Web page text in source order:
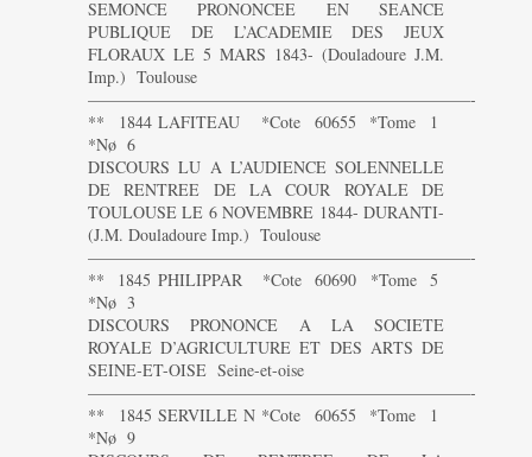
SEMONCE PRONONCEE EN SEANCE
PUBLIQUE DE L’ACADEMIE DES JEUX
FLORAUX LE 5 MARS 1843- (Douladoure J.M.
Imp.) Toulouse
———————————————————————-
** 1844 LAFITEAU *Cote 60655 *Tome 1
*Nø 6
DISCOURS LU A L’AUDIENCE SOLENNELLE
DE RENTREE DE LA COUR ROYALE DE
TOULOUSE LE 6 NOVEMBRE 1844- DURANTI-
(J.M. Douladoure Imp.) Toulouse
———————————————————————-
** 1845 PHILIPPAR *Cote 60690 *Tome 5
*Nø 3
DISCOURS PRONONCE A LA SOCIETE
ROYALE D’AGRICULTURE ET DES ARTS DE
SEINE-ET-OISE Seine-et-oise
———————————————————————-
** 1845 SERVILLE N *Cote 60655 *Tome 1
*Nø 9